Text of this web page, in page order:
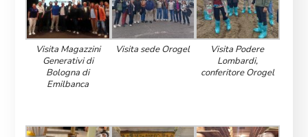
Visita Magazzini
Generativi di
Bologna di
Emilbanca
Visita sede Orogel
Visita Podere
Lombardi,
conferitore Orogel